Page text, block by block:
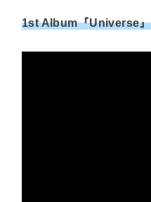
1st Album『Universe』